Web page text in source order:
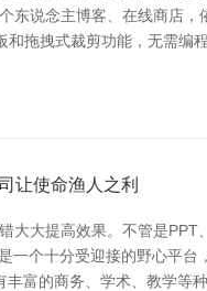
东说念主博客、在线商店
拖拽式裁剪功能，无需编
让使命渔人之利
大大提高效果。不管是
一个十分受迎接的野心平
富的商务、学术、教学等